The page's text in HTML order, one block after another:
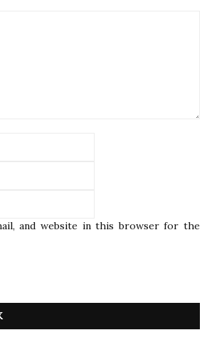
and website in this browser for the